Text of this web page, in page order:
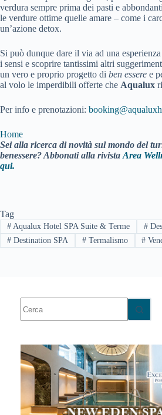
verdura sempre prima dei pasti e
le verdure ottime quelle amare – come i
un’azione detox.
Si può dunque dare il via ad una
i sensi e scoprire tantissimi altri
un vero e proprio progetto di ben essere e
al volo le imperdibili offerte che Aqualux
Per info e prenotazioni:
Home
Sei alla ricerca di novità sul mondo del
benessere? Abbonati alla rivista Area
qui.
Tag
#Aqualux Hotel SPA Suite & Terme #
#Destination SPA #Termalismo #
risultato